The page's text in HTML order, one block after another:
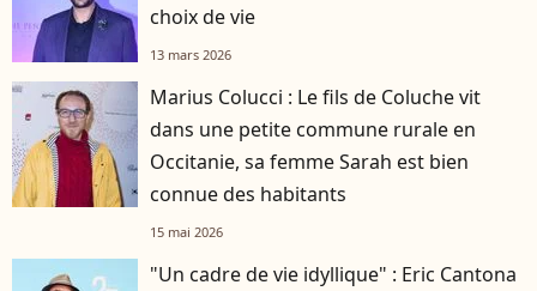
choix de vie
13 mars 2026
Marius Colucci : Le fils de Coluche vit
dans une petite commune rurale en
Occitanie, sa femme Sarah est bien
connue des habitants
15 mai 2026
"Un cadre de vie idyllique" : Eric Cantona